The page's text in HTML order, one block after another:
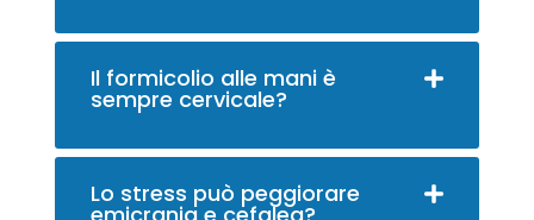
Il formicolio alle mani è
sempre cervicale?
Lo stress può peggiorare